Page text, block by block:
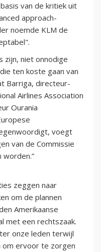
van de kritiek uit
approach-
noemde KLM de
zijn, niet onnodige
ten koste gaan van
Barriga, directeur-
Airlines Association
Ourania
voegt
van de Commissie
worden.”
zeggen naar
om de plannen
Amerikaanse
met een rechtszaak.
onze leden terwijl
om ervoor te zorgen